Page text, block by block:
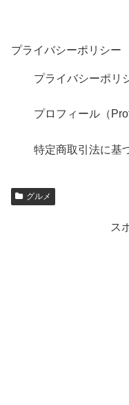
プライバシーポリシー
プライバシーポリ
プロフィール（
特定商取引法に基
グルメ
ス